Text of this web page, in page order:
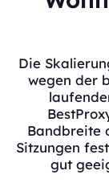
Die
wegen der
Bandbreite
Sitzungen
gut